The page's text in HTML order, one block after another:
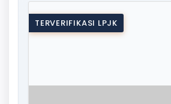
TERVERIFIKASI LPJK